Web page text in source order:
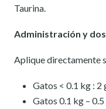
Taurina.
Administración y
Aplique directamente
Gatos < 0.1 kg : 2
Gatos 0.1 kg –